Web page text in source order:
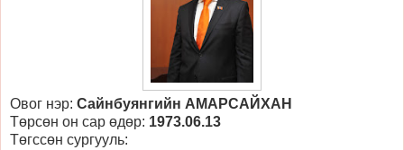
Овог нэр: Сайнбуянгийн АМАРСАЙХАН
Төрсөн он сар өдөр: 1973.06.13
Төгссөн сургууль: